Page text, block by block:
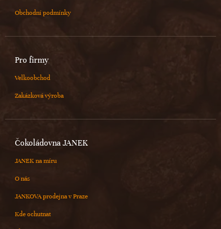
Obchodní podmínky
Pro firmy
Velkoobchod
Zakázková výroba
Čokoládovna JANEK
JANEK na míru
O nás
JANKOVA prodejna v Praze
Kde ochutnat